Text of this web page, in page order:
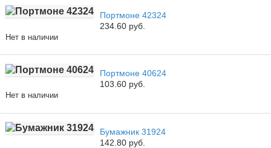
Портмоне 42324
234.60 руб.
Нет в наличии
Портмоне 40624
103.60 руб.
Нет в наличии
Бумажник 31924
142.80 руб.